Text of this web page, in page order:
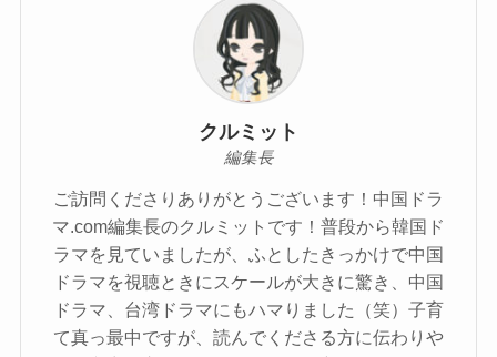
クルミット
編集長
ご訪問くださりありがとうございます！中国ドラ
マ.com編集長のクルミットです！普段から韓国ド
ラマを見ていましたが、ふとしたきっかけで中国
ドラマを視聴ときにスケールが大きに驚き、中国
ドラマ、台湾ドラマにもハマりました（笑）子育
て真っ最中ですが、読んでくださる方に伝わりや